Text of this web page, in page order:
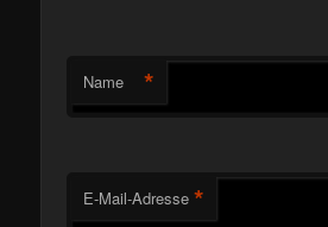
Name *
E-Mail-Adresse *